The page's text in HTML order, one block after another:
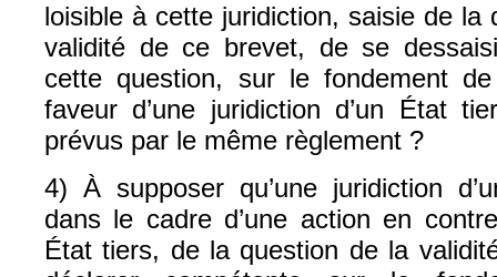
loisible à cette juridiction, saisie de la
validité de ce brevet, de se
cette question, sur le fondement
faveur d’une juridiction d’un État
prévus par le même règlement ?
4) À supposer qu’une juridiction
dans le cadre d’une action en
État tiers, de la question de la